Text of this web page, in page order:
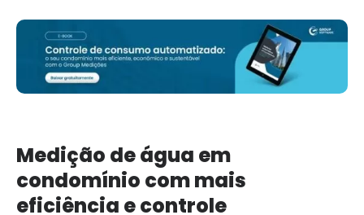
Medição de água em
condomínio com mais
eficiência e controle